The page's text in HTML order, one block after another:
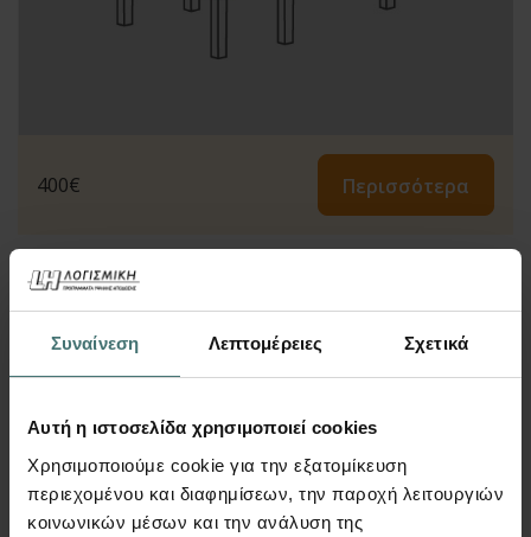
Συναίνεση Λεπτομέρειες Σχετικά
Αυτή η ιστοσελίδα χρησιμοποιεί cookies
Χρησιμοποιούμε cookie για την εξατομίκευση
περιεχομένου και διαφημίσεων, την παροχή λειτουργιών
κοινωνικών μέσων και την ανάλυση της
400€ Περισσότερα
B-Design Interactive